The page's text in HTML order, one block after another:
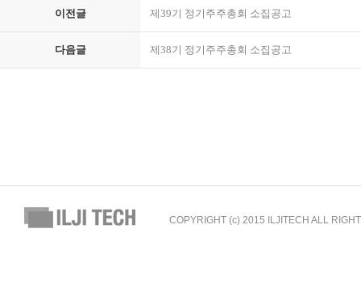
이전글 제39기 정기주주총회 소집공고
다음글 제38기 정기주주총회 소집공고
COPYRIGHT (c) 2015 ILJITECH ALL